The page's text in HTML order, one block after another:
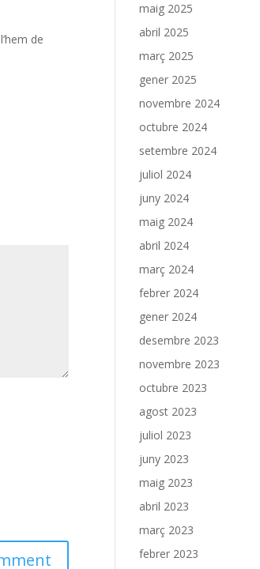
de
maig 2025
abril 2025
març 2025
gener 2025
novembre 2024
octubre 2024
setembre 2024
juliol 2024
juny 2024
maig 2024
abril 2024
març 2024
febrer 2024
gener 2024
desembre 2023
novembre 2023
octubre 2023
agost 2023
juliol 2023
juny 2023
maig 2023
abril 2023
març 2023
febrer 2023